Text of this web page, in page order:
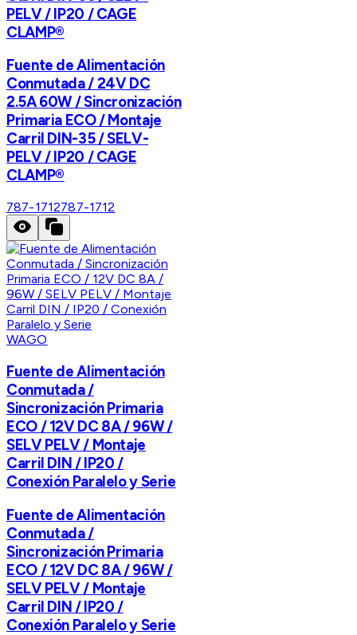
PELV / IP20 / CAGE
CLAMP®
Fuente de Alimentación
Conmutada / 24V DC
2.5A 60W / Sincronización
Primaria ECO / Montaje
Carril DIN-35 / SELV-
PELV / IP20 / CAGE
CLAMP®
787-1712787-1712
WAGO
Fuente de Alimentación
Conmutada /
Sincronización Primaria
ECO / 12V DC 8A / 96W /
SELV PELV / Montaje
Carril DIN / IP20 /
Conexión Paralelo y Serie
Fuente de Alimentación
Conmutada /
Sincronización Primaria
ECO / 12V DC 8A / 96W /
SELV PELV / Montaje
Carril DIN / IP20 /
Conexión Paralelo y Serie